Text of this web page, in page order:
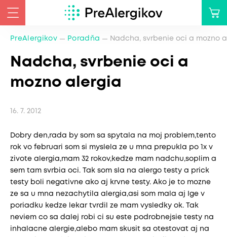
PreAlergikov Poradňa Nadcha, svrbenie oci a mozno
Nadcha, svrbenie oci a
mozno alergia
16. 7. 2012
Dobry den,rada by som sa spytala na moj problem,tento
rok vo februari som si myslela ze u mna prepukla po 1x v
zivote alergia,mam 32 rokov,kedze mam nadchu,soplim a
sem tam svrbia oci. Tak som sla na alergo testy a prick
testy boli negativne ako aj krvne testy. Ako je to mozne
ze sa u mna nezachytila alergia,asi som mala aj Ige v
poriadku kedze lekar tvrdil ze mam vysledky ok. Tak
neviem co sa dalej robi ci su este podrobnejsie testy na
inhalacne alergie,alebo mam skusit sa otestovat aj na